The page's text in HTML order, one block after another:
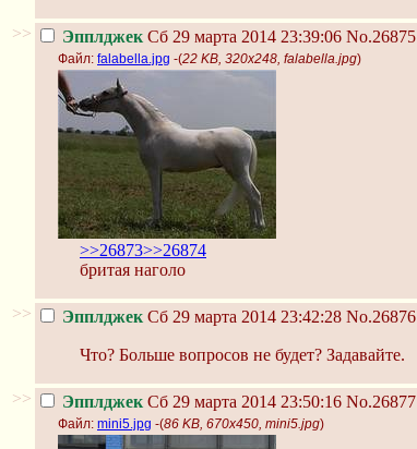
>> Эпплджек Сб 29 марта 2014 23:39:06 No.26875
Файл: falabella.jpg -(22 KB, 320x248, falabella.jpg)
>>26873>>26874
бритая наголо
>> Эпплджек Сб 29 марта 2014 23:42:28 No.26876
Что? Больше вопросов не будет? Задавайте.
>> Эпплджек Сб 29 марта 2014 23:50:16 No.26877
Файл: mini5.jpg -(86 KB, 670x450, mini5.jpg)